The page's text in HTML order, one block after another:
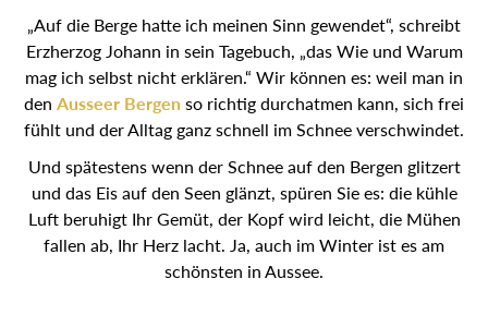
„Auf die Berge hatte ich meinen Sinn gewendet“, schreibt
Erzherzog Johann in sein Tagebuch, „das Wie und Warum
mag ich selbst nicht erklären.“ Wir können es: weil man in den
Ausseer Bergenso richtig durchatmen kann, sich frei fühlt
und der Alltag ganz schnell im Schnee verschwindet.
Und spätestens wenn der Schnee auf den Bergen glitzert und
das Eis auf den Seen glänzt, spüren Sie es: die kühle Luft
beruhigt Ihr Gemüt, der Kopf wird leicht, die Mühen fallen ab,
Ihr Herz lacht. Ja, auch im Winter ist es am schönsten in
Aussee.